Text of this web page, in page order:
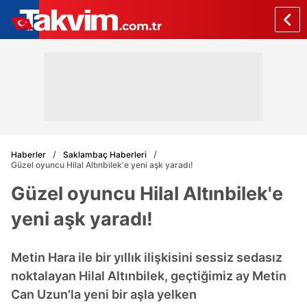
Haberler
Saklambaç Haberleri
Güzel oyuncu Hilal Altınbilek'e yeni aşk yaradı!
Güzel oyuncu Hilal Altınbilek'e
yeni aşk yaradı!
Metin Hara ile bir yıllık ilişkisini sessiz sedasız
noktalayan Hilal Altınbilek, geçtiğimiz ay Metin
Can Uzun'la yeni bir aşla yelken